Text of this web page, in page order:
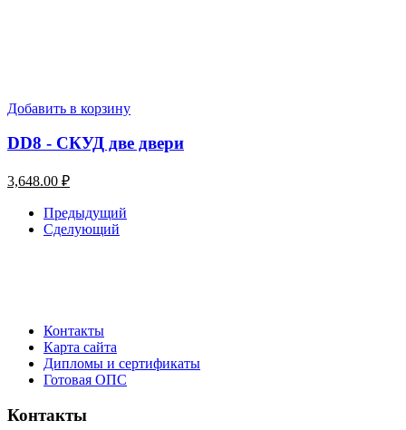
Добавить в корзину
DD8 - СКУД две двери
3,648.00 ₽
Предыдущий
Сделующий
Контакты
Карта сайта
Дипломы и сертификаты
Готовая ОПС
Контакты